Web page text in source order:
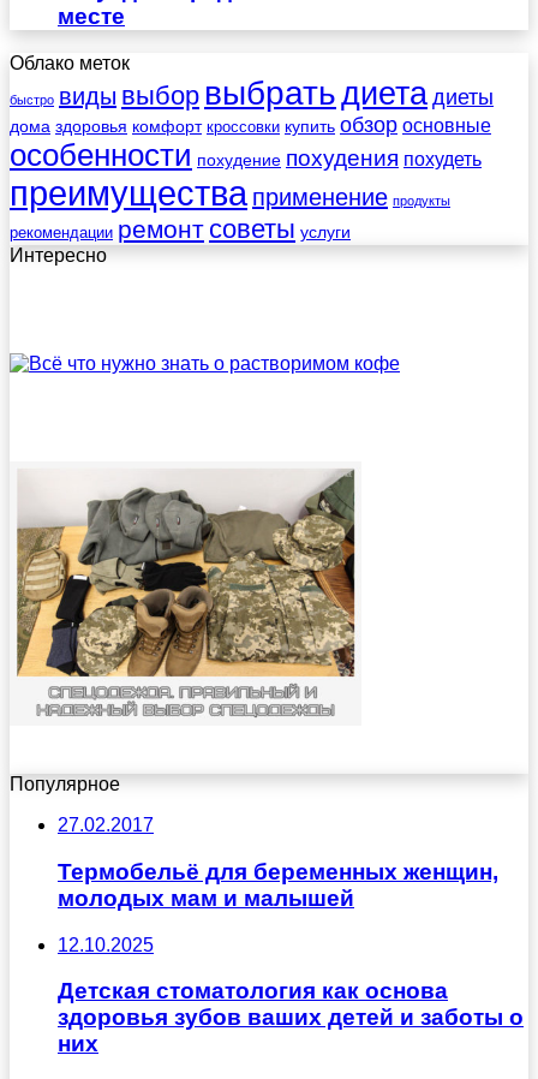
месте
Облако меток
быстро виды выбор выбратьдиета диеты
дома здоровья комфорт кроссовки купить обзор основные
особенности похудение похудения похудеть
преимущества применение продукты
рекомендации ремонт советы услуги
Интересно
Популярное
27.02.2017
Термобельё для беременных женщин,
молодых мам и малышей
12.10.2025
Детская стоматология как основа
здоровья зубов ваших детей и заботы о
них